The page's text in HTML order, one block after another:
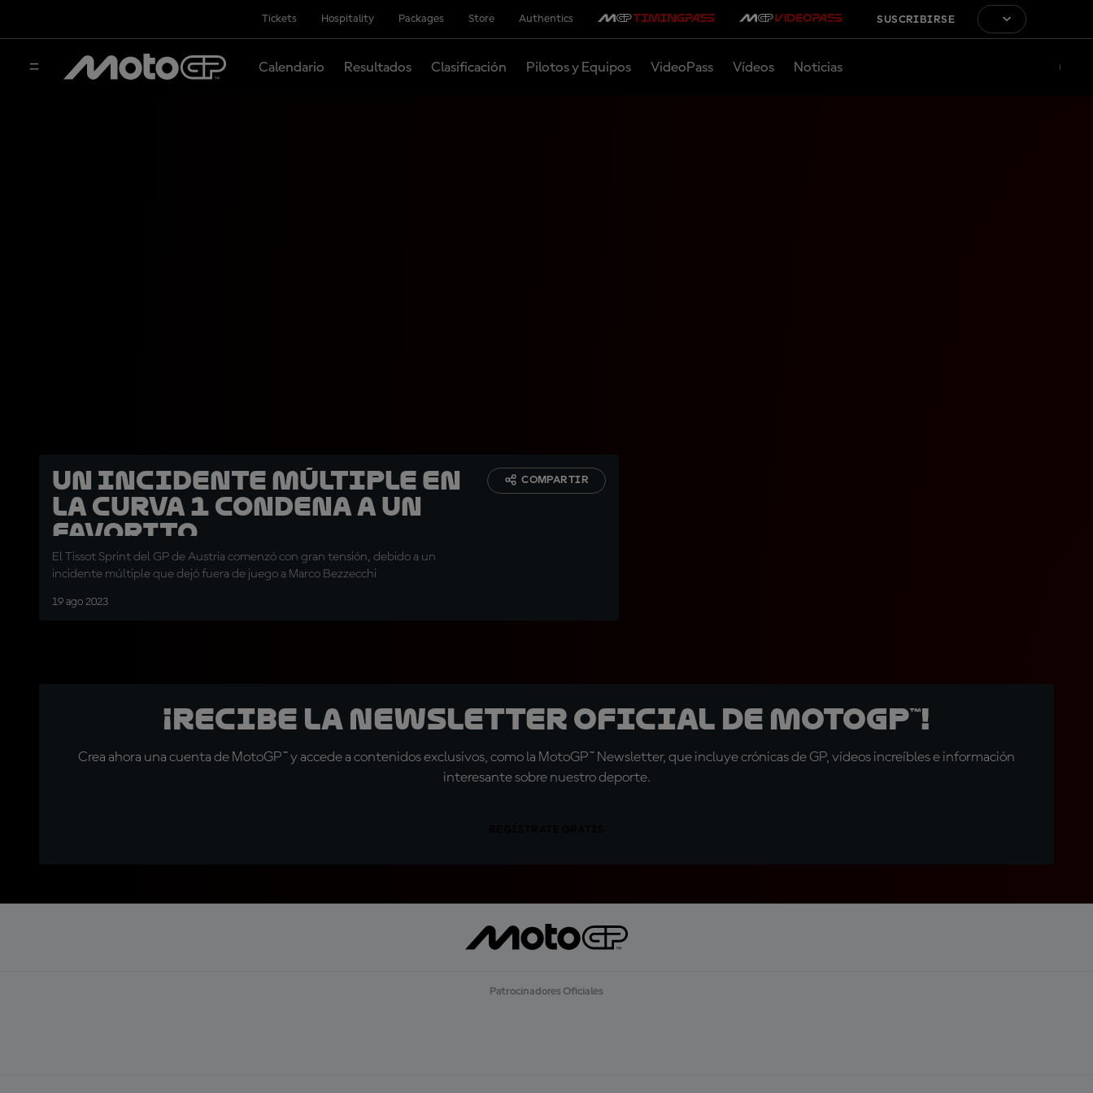
Tickets Hospitality Packages Store Authentics SUSCRIBIRSE
Calendario Resultados Clasificación Pilotos y Equipos VideoPass Vídeos Noticias
Un incidente múltiple en
la Curva 1 condena a un
favorito
El Tissot Sprint del GP de Austria comenzó con gran tensión, debido a un
incidente múltiple que dejó fuera de juego a Marco Bezzecchi
19 ago 2023
COMPARTIR
¡Recibe la Newsletter oficial de MotoGP™!
Crea ahora una cuenta de MotoGP™ y accede a contenidos exclusivos, como la MotoGP™ Newsletter, que incluye crónicas de GP, vídeos increíbles e información
interesante sobre nuestro deporte.
Patrocinadores Oficiales